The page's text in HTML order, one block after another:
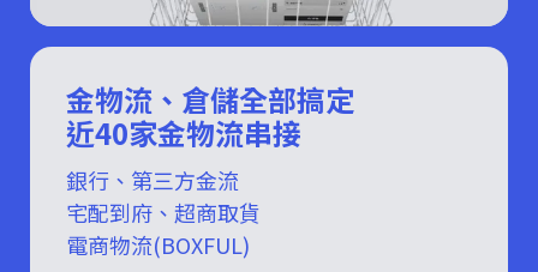
金物流、倉儲全部搞定
近40家金物流串接
銀行、第三方金流
宅配到府、超商取貨
電商物流(BOXFUL)